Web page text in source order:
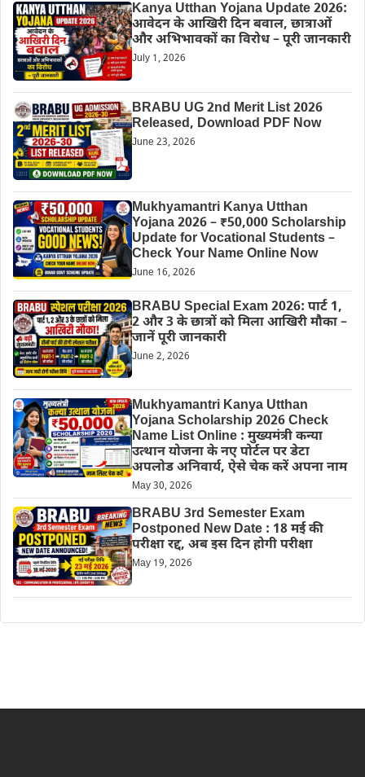
Kanya Utthan Yojana Update 2026:
आवेदन के आखिरी दिन बवाल, छात्राओं
और अभिभावकों का विरोध – पूरी जानकारी
July 1, 2026
BRABU UG 2nd Merit List 2026
Released, Download PDF Now
June 23, 2026
Mukhyamantri Kanya Utthan
Yojana 2026 – ₹50,000 Scholarship
Update for Vocational Students –
Check Your Name Online Now
June 16, 2026
BRABU Special Exam 2026: पार्ट 1,
2 और 3 के छात्रों को मिला आखिरी मौका –
जानें पूरी जानकारी
June 2, 2026
Mukhyamantri Kanya Utthan
Yojana Scholarship 2026 Check
Name List Online : मुख्यमंत्री कन्या
उत्थान योजना के नए पोर्टल पर डेटा
अपलोड अनिवार्य, ऐसे चेक करें अपना नाम
May 30, 2026
BRABU 3rd Semester Exam
Postponed New Date : 18 मई की
परीक्षा रद्द, अब इस दिन होगी परीक्षा
May 19, 2026